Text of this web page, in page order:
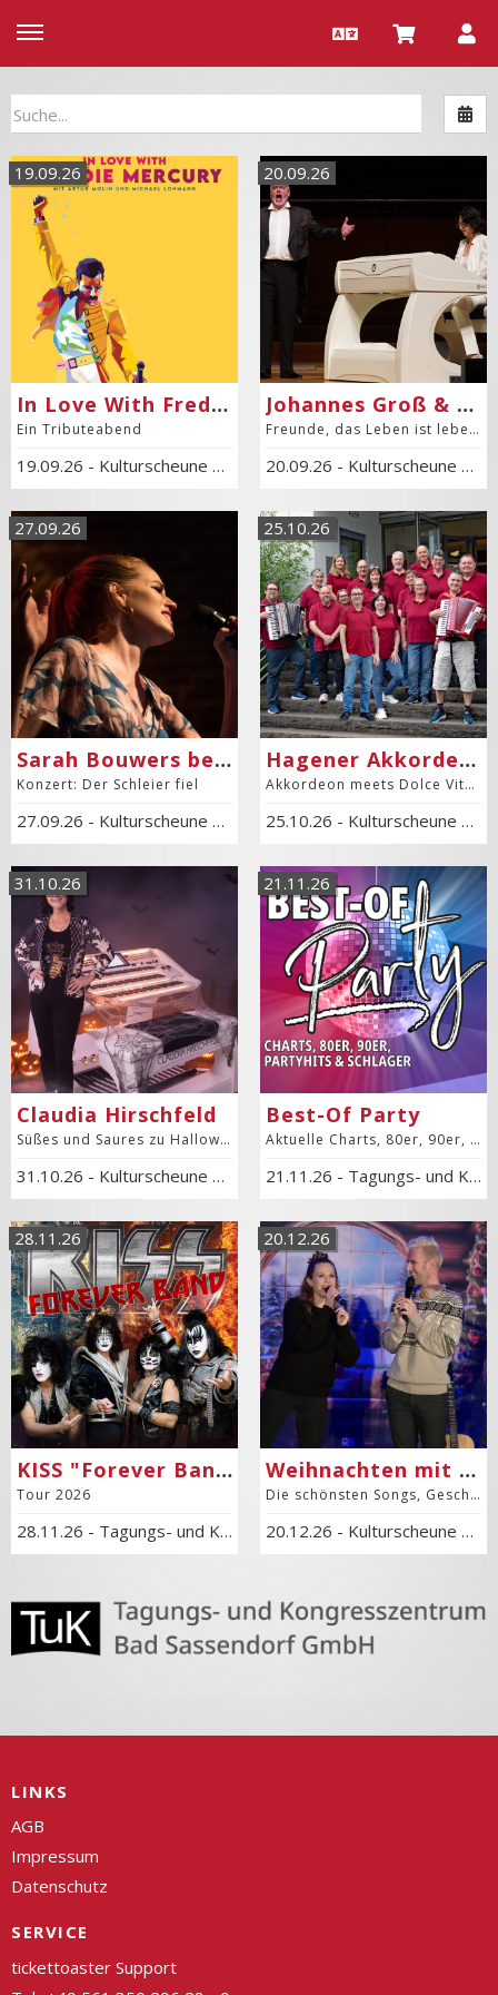
19.09.26
In Love With Freddie Mercury
Ein Tributeabend
19.09.26 - Kulturscheune Hof Haulle
20.09.26
Johannes Groß & Claudia Hirschfeld
Freunde, das Leben ist lebenswert
20.09.26 - Kulturscheune Hof Haulle
27.09.26
Sarah Bouwers begleitet vom Trio Jassiko
Konzert: Der Schleier fiel
27.09.26 - Kulturscheune Hof Haulle
25.10.26
Hagener Akkordeon-Orchester
Akkordeon meets Dolce Vita und Discofieber
25.10.26 - Kulturscheune Hof Haulle
31.10.26
Claudia Hirschfeld
Süßes und Saures zu Halloween
31.10.26 - Kulturscheune Hof Haulle
21.11.26
Best-Of Party
Aktuelle Charts, 80er, 90er, Partyhits und Schlager
21.11.26 - Tagungs- und Kongresszentrum
28.11.26
KISS "Forever Band"
Tour 2026
28.11.26 - Tagungs- und Kongresszentrum
20.12.26
Weihnachten mit Freunden
Die schönsten Songs, Geschichten & Comedy zum Fest
20.12.26 - Kulturscheune Hof Haulle
LINKS
AGB
Impressum
Datenschutz
SERVICE
tickettoaster Support